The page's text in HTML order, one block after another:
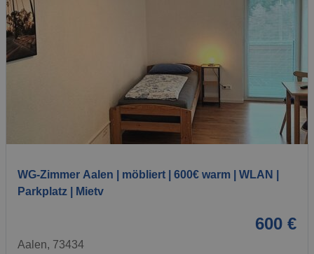
1 / 7
WG-Zimmer Aalen | möbliert | 600€ warm | WLAN |
Parkplatz | Mietv
600 €
Aalen, 73434